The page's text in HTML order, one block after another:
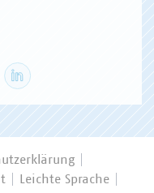
Leichte Sprache